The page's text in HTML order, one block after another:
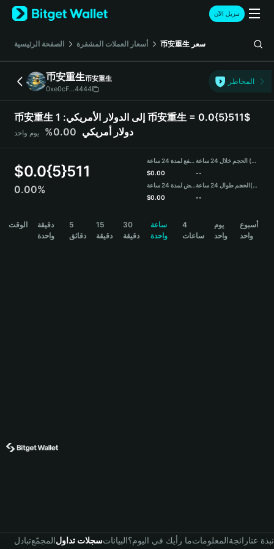
English
日本語
Русский
Español (Latinoamérica)
Türkçe
Français
Deutsch
简体中文
Português (Portugal)
Bahasa Indonesia
বাংলা
تنزيل الآن
الصفحة الرئيسية أسعار العملات المشفرة 币安重生 سعر
币安重生币安重生
0xe0cF...4444
المخاطر
币安重生 إلى الدولار الأمريكي: 1 币安重生 = 0.0{5}511$
دولار أمريكي 0.00% يوم واحد
$0.0{5}511
0.00%
مرتفع لمدة 24 ساعة
$0.00
منخفض لمدة 24 ساعة
$0.00
الحجم خلال 24 ساعة (币安重生)
--
الحجم طوال 24 ساعة(USDT)
--
الوقت
دقيقة
واحدة
5
دقائق
15
دقيقة
30
دقيقة
ساعة
واحدة
4
ساعات
يوم
واحد
أسبوع
واحد
تبادلالمجمّعسجلات تداولالبياناتما رأيك في اليوم؟المعلوماترائجةنبذة عنا